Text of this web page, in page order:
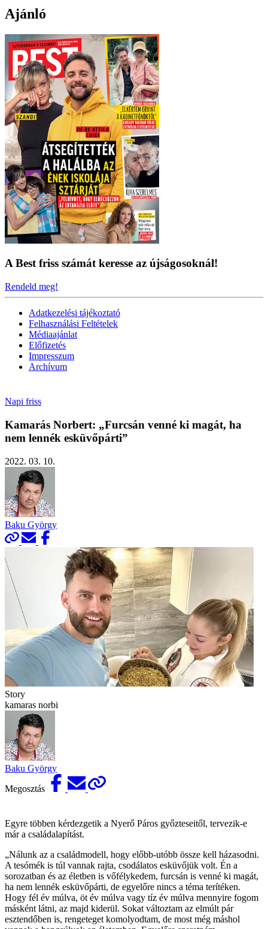
Ajánló
A Best friss számát keresse az újságosoknál!
Rendeld meg!
Adatkezelési tájékoztató
Felhasználási Feltételek
Médiaajánlat
Előfizetés
Impresszum
Archívum
Napi friss
Kamarás Norbert: „Furcsán venné ki magát, ha
nem lennék esküvőpárti”
2022. 03. 10.
Baku György
Story
kamaras norbi
Baku György
Megosztás
Egyre többen kérdezgetik a Nyerő Páros győzteseitől, tervezik-e
már a családalapítást.
„Nálunk az a családmodell, hogy előbb-utóbb össze kell házasodni.
A tesómék is túl vannak rajta, csodálatos esküvőjük volt. Én a
sorozatban és az életben is vőfélykedem, furcsán is venné ki magát,
ha nem lennék esküvőpárti, de egyelőre nincs a téma terítéken.
Hogy fél év múlva, öt év múlva vagy tíz év múlva mennyire fogom
másként látni, az majd kiderül. Sokat változtam az elmúlt pár
esztendőben is, rengeteget komolyodtam, de most még máshol